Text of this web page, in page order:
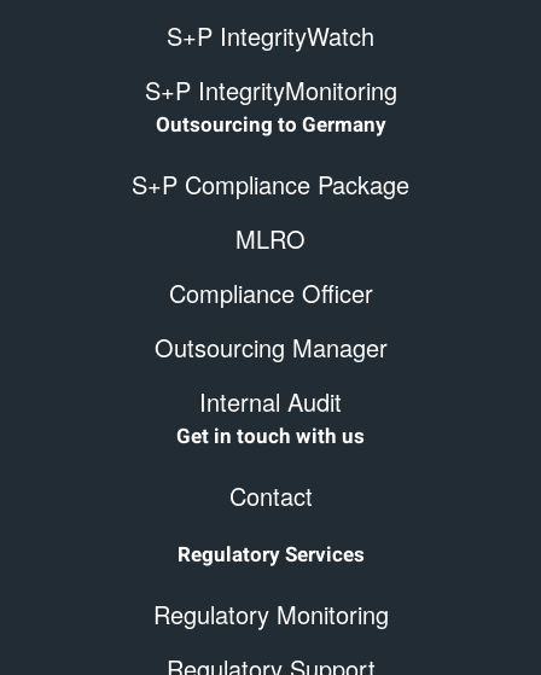
S+P IntegrityWatch
S+P IntegrityMonitoring
Outsourcing to Germany
S+P Compliance Package
MLRO
Compliance Officer
Outsourcing Manager
Internal Audit
Get in touch with us
Contact
Regulatory Services
Regulatory Monitoring